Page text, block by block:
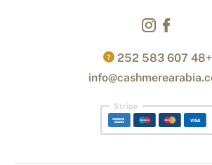
+48 607 583 252
?
Stripe